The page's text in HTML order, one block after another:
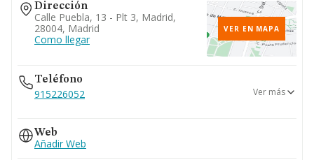
Dirección
Calle Puebla, 13 - Plt 3, Madrid,
28004, Madrid
Como llegar
VER EN MAPA
Teléfono
915226052
918990099
Ver más
Web
Añadir Web